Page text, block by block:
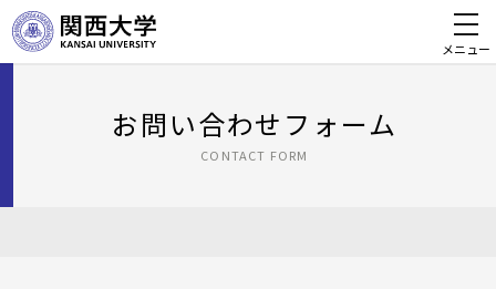
メニュー
お問い合わせフォーム
CONTACT FORM